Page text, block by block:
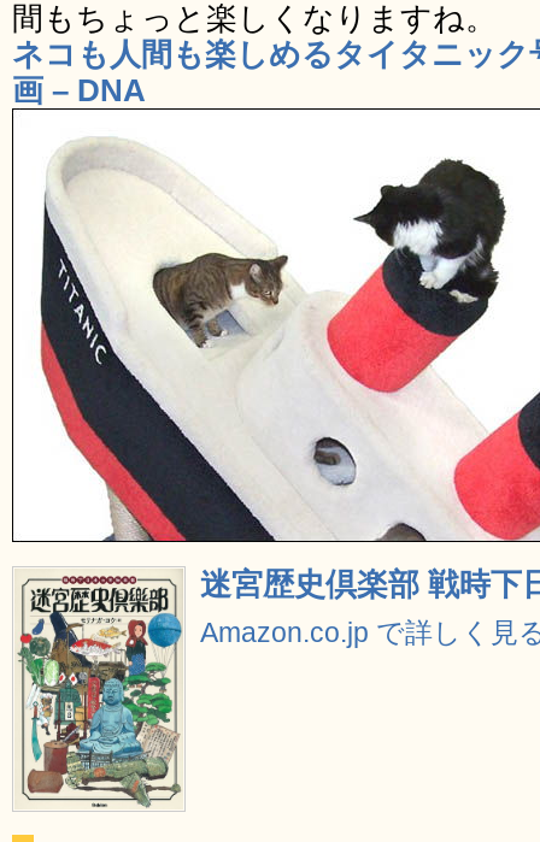
間もちょっと楽しくなりますね。
ネコも人間も楽しめるタイタニッ
画 – DNA
迷宮歴史倶楽部 戦時下
Amazon.co.jp で詳しく見